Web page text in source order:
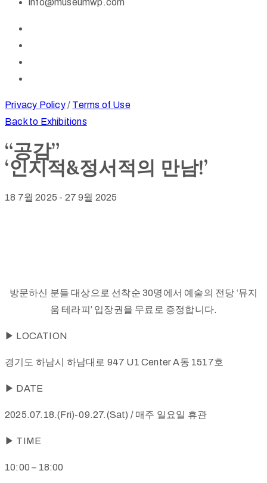
info@museumwp.com
Privacy Policy/ Terms of Use
Back to Exhibitions
“공감”
‘인지적&정서적의 만남!’
18 7월 2025 - 27 9월 2025
방문하신 분들 대상으로 선착순 30명에서 예술의 전당 ‘뮤지
움 테라피’ 입장권을 무료로 증정합니다.
▶ LOCATION
경기도 하남시 하남대로 947 U1 Center A동 1517호
▶ DATE
2025.07.18.(Fri)-09.27.(Sat) / 매주 일요일 휴관
▶ TIME
10:00 – 18:00